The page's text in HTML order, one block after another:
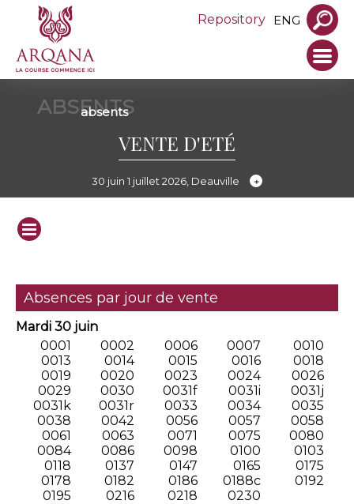
Repository ENG
ABSENTS
absents
VENTE D'ETÉ
30 juin 1 juillet 2026, Deauville
Absences par jour de vente
Mardi 30 juin
0001
0002 0006 0007
0010
0013
0014 0015 0016
0018
0019
0020 0023 0024
0026
0029
0030 0031f 0031i
0031j
0031k
0031r 0033 0034
0035
0038
0042 0056 0057
0058
0061
0063 0071 0075
0080
0084
0086 0098 0100
0103
0118
0137 0147 0165
0175
0178
0182 0186 0188c
0192
0195
0216 0218
0230